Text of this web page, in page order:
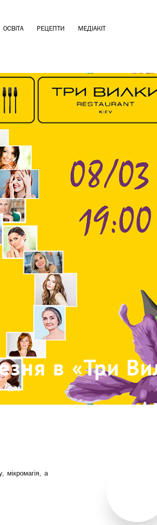
ОСВІТА РЕЦЕПТИ МЕДІАКІТ
в «Три
2094
мікромагія, а